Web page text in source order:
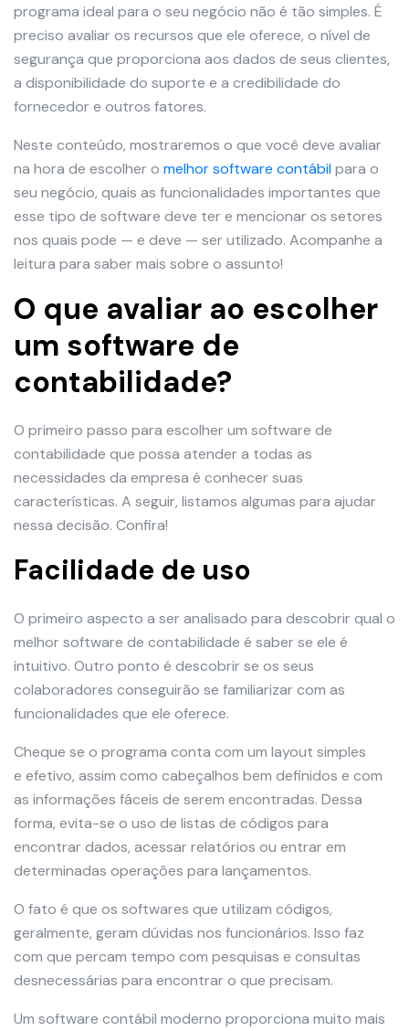
programa ideal para o seu negócio não é tão simples. É
preciso avaliar os recursos que ele oferece, o nível de
segurança que proporciona aos dados de seus clientes,
a disponibilidade do suporte e a credibilidade do
fornecedor e outros fatores.
Neste conteúdo, mostraremos o que você deve avaliar
na hora de escolher o melhor software contábilpara o
seu negócio, quais as funcionalidades importantes que
esse tipo de software deve ter e mencionar os setores
nos quais pode — e deve — ser utilizado. Acompanhe a
leitura para saber mais sobre o assunto!
O que avaliar ao escolher
um software de
contabilidade?
O primeiro passo para escolher um software de
contabilidade que possa atender a todas as
necessidades da empresa é conhecer suas
características. A seguir, listamos algumas para ajudar
nessa decisão. Confira!
Facilidade de uso
O primeiro aspecto a ser analisado para descobrir qual o
melhor software de contabilidade é saber se ele é
intuitivo. Outro ponto é descobrir se os seus
colaboradores conseguirão se familiarizar com as
funcionalidades que ele oferece.
Cheque se o programa conta com um layout simples
e efetivo, assim como cabeçalhos bem definidos e com
as informações fáceis de serem encontradas. Dessa
forma, evita-se o uso de listas de códigos para
encontrar dados, acessar relatórios ou entrar em
determinadas operações para lançamentos.
O fato é que os softwares que utilizam códigos,
geralmente, geram dúvidas nos funcionários. Isso faz
com que percam tempo com pesquisas e consultas
desnecessárias para encontrar o que precisam.
Um software contábil moderno proporciona muito mais